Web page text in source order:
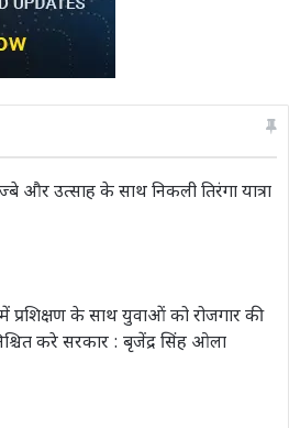
और उत्साह के साथ निकली तिरंगा यात्रा
प्रशिक्षण के साथ युवाओं को रोजगार की
करे सरकार : बृजेंद्र सिंह ओला